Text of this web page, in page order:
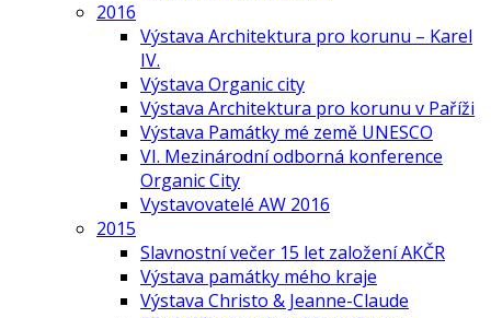
2016
Výstava Architektura pro korunu – Karel
IV.
Výstava Organic city
Výstava Architektura pro korunu v Paříži
Výstava Památky mé země UNESCO
VI. Mezinárodní odborná konference
Organic City
Vystavovatelé AW 2016
2015
Slavnostní večer 15 let založení AKČR
Výstava památky mého kraje
Výstava Christo & Jeanne-Claude